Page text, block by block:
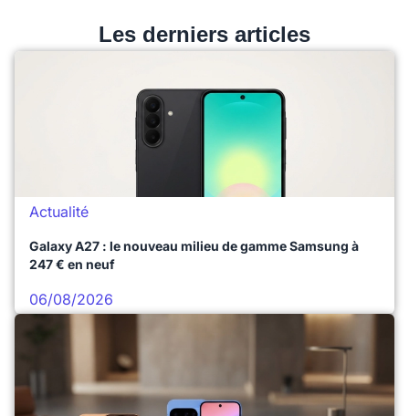
Les derniers articles
Actualité
Galaxy A27 : le nouveau milieu de gamme Samsung à
247 € en neuf
06/08/2026